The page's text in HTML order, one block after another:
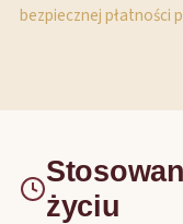
bezpiecznej płatności
życiu